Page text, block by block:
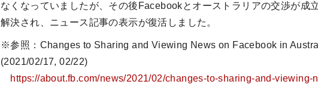
なくなっていましたが、その後Facebookとオーストラリアの交渉が成
解決され、ニュース記事の表示が復活しました。
※参照：Changes to Sharing and Viewing News on Facebook in
(2021/02/17, 02/22)
https://about.fb.com/news/2021/02/changes-to-sharing-and-